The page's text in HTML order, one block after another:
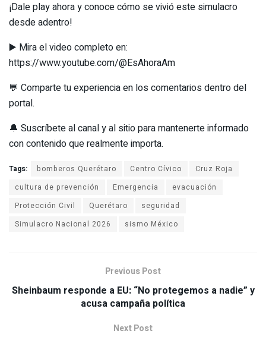
¡Dale play ahora y conoce cómo se vivió este simulacro
desde adentro!
▶️ Mira el video completo en:
https://www.youtube.com/@EsAhoraAm
💬 Comparte tu experiencia en los comentarios dentro del
portal.
🔔 Suscríbete al canal y al sitio para mantenerte informado
con contenido que realmente importa.
Tags: bomberos Querétaro Centro Cívico
Cruz Roja
cultura de prevención
Emergencia
evacuación
Protección Civil
Querétaro
seguridad
Simulacro Nacional 2026
sismo México
Previous Post
Sheinbaum responde a EU: “No protegemos a nadie” y
acusa campaña política
Next Post